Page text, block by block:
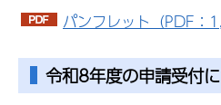
パンフレット（PDF：
令和8年度の申請受付